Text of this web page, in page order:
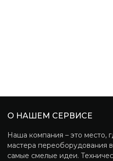
О НАШЕМ СЕРВИСЕ
Наша компания – это место,
мастера переоборудования
самые смелые идеи.